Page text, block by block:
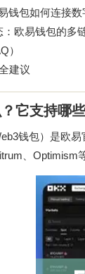
钱包如何连接
：欧易钱包的多
）
建议
它支持哪
钱包）是欧
、Optimism